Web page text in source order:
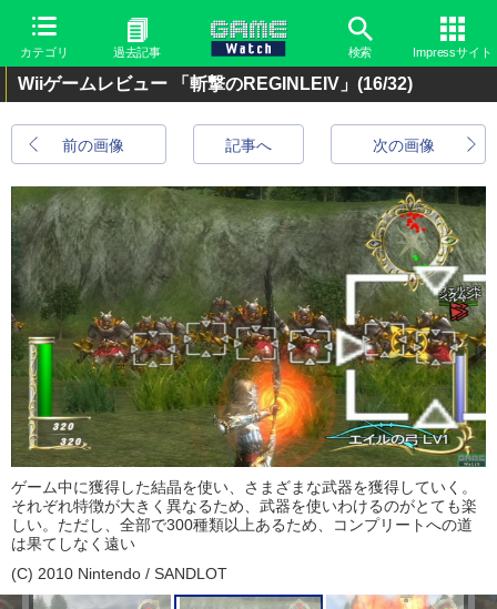
カテゴリ 過去記事 検索 Impressサイト
Wiiゲームレビュー 「斬撃のREGINLEIV」 (16/32)
前の画像 次の画像
記事へ
ゲーム中に獲得した結晶を使い、さまざまな武器を獲得していく。
それぞれ特徴が大きく異なるため、武器を使いわけるのがとても楽
しい。ただし、全部で300種類以上あるため、コンプリートへの道
は果てしなく遠い
(C) 2010 Nintendo / SANDLOT